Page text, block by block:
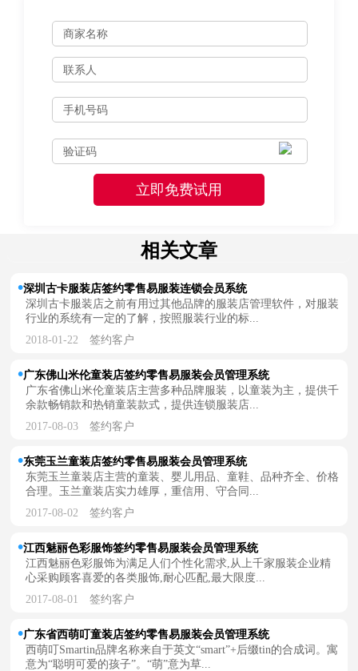
相关文章
深圳古卡服装店签约零售易服装连锁会员系统
深圳古卡服装店之前有用过其他品牌的服装店管理软件，对服装
行业的系统有一定的了解，按照服装行业的标...
2018-01-22 签约客户
广东佛山米伦童装店签约零售易服装会员管理系统
广东省佛山米伦童装店主营多种品牌服装，以童装为主，提供千
余款畅销款和热销童装款式，提供连锁服装店...
2017-08-03 签约客户
东莞玉兰童装店签约零售易服装会员管理系统
东莞玉兰童装店主营的童装、婴儿用品、童鞋、品种齐全、价格
合理。玉兰童装店实力雄厚，重信用、守合同...
2017-08-02 签约客户
江西魅丽色彩服饰签约零售易服装会员管理系统
江西魅丽色彩服饰为满足人们个性化需求,从上千家服装企业精
心采购顾客喜爱的各类服饰,耐心匹配,最大限度...
2017-08-01 签约客户
广东省西萌叮童装店签约零售易服装会员管理系统
西萌叮Smartin品牌名称来自于英文“smart”+后缀tin的合成词。寓
意为“聪明可爱的孩子”。“萌”意为草...